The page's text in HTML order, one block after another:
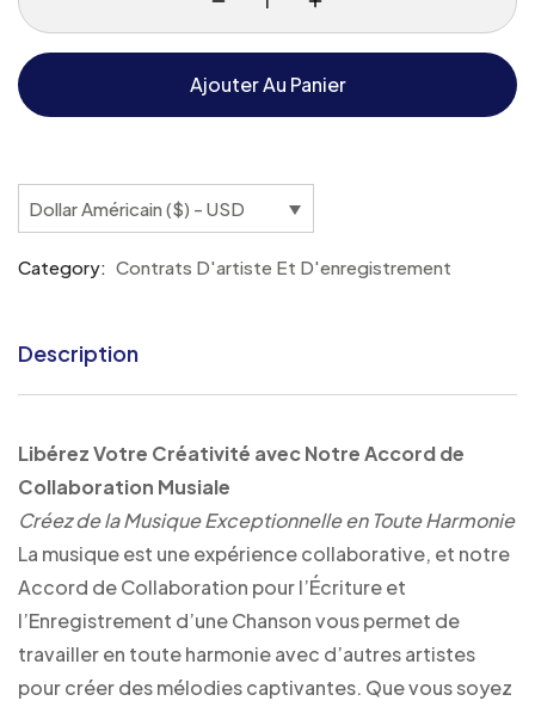
Ajouter Au Panier
Dollar Américain ($) - USD
Category: Contrats D'artiste Et D'enregistrement
Description
Libérez Votre Créativité avec Notre Accord de
Collaboration Musiale
Créez de la Musique Exceptionnelle en Toute Harmonie
La musique est une expérience collaborative, et notre
Accord de Collaboration pour l’Écriture et
l’Enregistrement d’une Chanson vous permet de
travailler en toute harmonie avec d’autres artistes
pour créer des mélodies captivantes. Que vous soyez